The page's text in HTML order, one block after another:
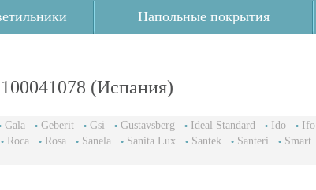
Напольные покрытия
(Испания)
Gala Geberit Gsi Gustavsberg Ideal Standard Ido Ifo
Roca Rosa Sanela Sanita Lux Santek Santeri Smart